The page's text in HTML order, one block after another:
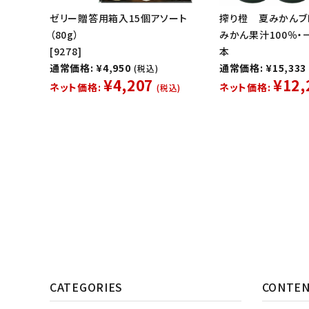
ゼリー贈答用箱入15個アソート
（80g）
[9278]
通常価格: ¥4,950 (税込)
ネット価格: ¥4,207 (税込)
搾り橙 夏みかんブ
みかん果汁100％・
本
通常価格: ¥15,333
ネット価格:
CATEGORIES